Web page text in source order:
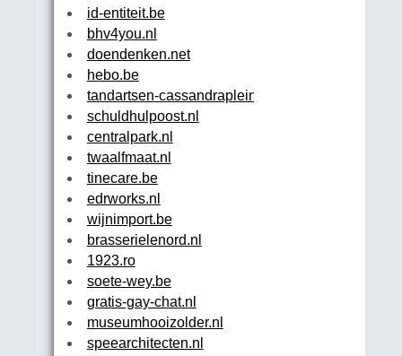
id-entiteit.be
bhv4you.nl
doendenken.net
hebo.be
tandartsen-cassandraplein.nl
schuldhulpoost.nl
centralpark.nl
twaalfmaat.nl
tinecare.be
edrworks.nl
wijnimport.be
brasserielenord.nl
1923.ro
soete-wey.be
gratis-gay-chat.nl
museumhooizolder.nl
speearchitecten.nl